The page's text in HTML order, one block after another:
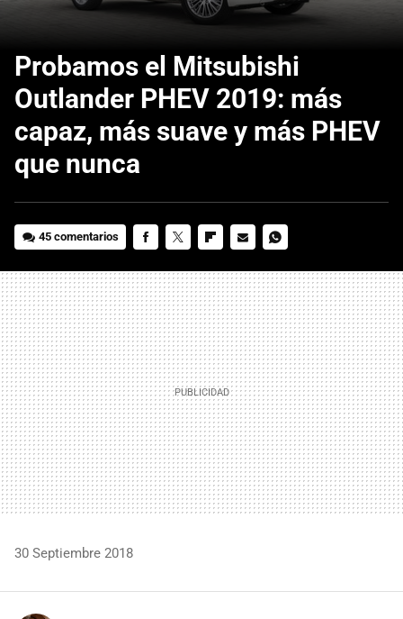
Probamos el Mitsubishi
Outlander PHEV 2019: más
capaz, más suave y más PHEV
que nunca
45 comentarios
MAIL
30 Septiembre 2018